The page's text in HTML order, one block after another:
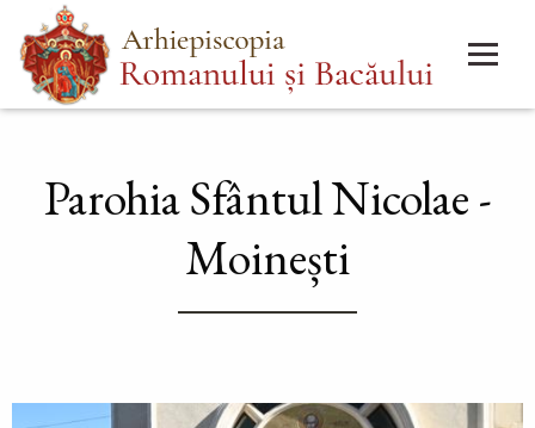
Mergi
la
conţinutul
Main
menu
Parohia Sfântul Nicolae -
Moinești